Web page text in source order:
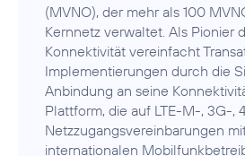
(MVNO), der mehr als 100
Kernnetz verwaltet. Als Pionier
Konnektivität vereinfacht
Implementierungen durch die
Anbindung an seine
Plattform, die auf LTE-M-, 3G-,
Netzzugangsvereinbarungen
internationalen